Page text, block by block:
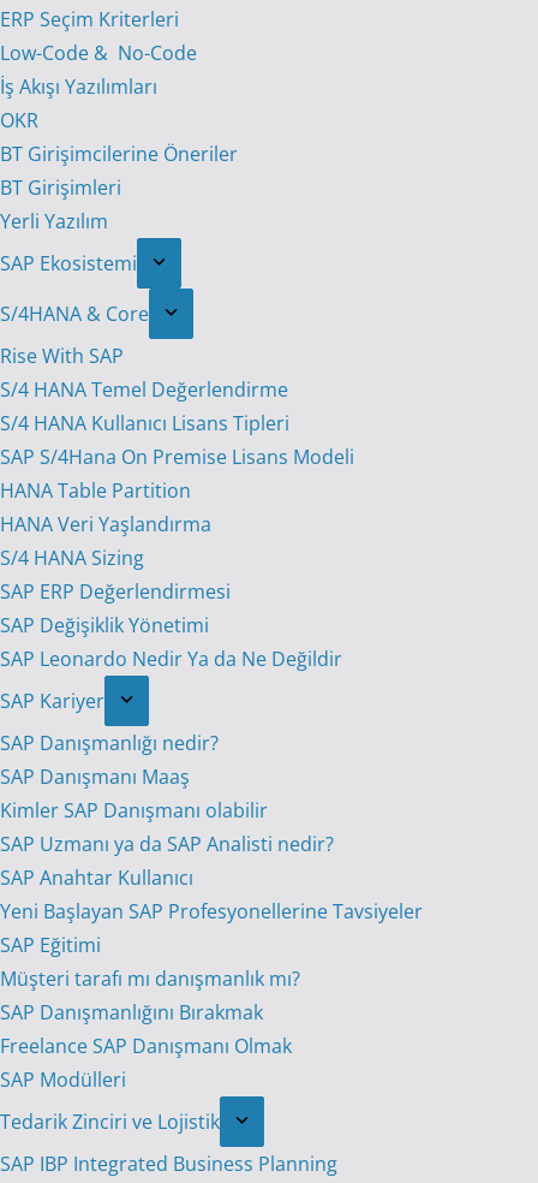
ERP Seçim Kriterleri
Low-Code & No-Code
İş Akışı Yazılımları
OKR
BT Girişimcilerine Öneriler
BT Girişimleri
Yerli Yazılım
SAP Ekosistemi
S/4HANA & Core
Rise With SAP
S/4 HANA Temel Değerlendirme
S/4 HANA Kullanıcı Lisans Tipleri
SAP S/4Hana On Premise Lisans Modeli
HANA Table Partition
HANA Veri Yaşlandırma
S/4 HANA Sizing
SAP ERP Değerlendirmesi
SAP Değişiklik Yönetimi
SAP Leonardo Nedir Ya da Ne Değildir
SAP Kariyer
SAP Danışmanlığı nedir?
SAP Danışmanı Maaş
Kimler SAP Danışmanı olabilir
SAP Uzmanı ya da SAP Analisti nedir?
SAP Anahtar Kullanıcı
Yeni Başlayan SAP Profesyonellerine Tavsiyeler
SAP Eğitimi
Müşteri tarafı mı danışmanlık mı?
SAP Danışmanlığını Bırakmak
Freelance SAP Danışmanı Olmak
SAP Modülleri
Tedarik Zinciri ve Lojistik
SAP IBP Integrated Business Planning